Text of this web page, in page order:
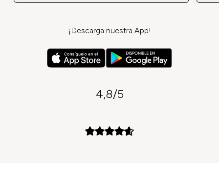
¡Descarga nuestra App!
4,8/5